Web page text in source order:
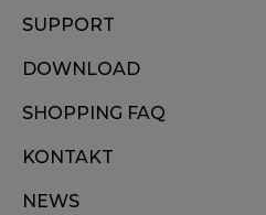
SUPPORT
DOWNLOAD
SHOPPING FAQ
KONTAKT
NEWS